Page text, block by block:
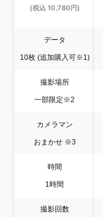
(税込 10,780円)
データ
10枚 (追加購入可※1)
撮影場所
一部限定※2
カメラマン
おまかせ ※3
時間
1時間
撮影回数